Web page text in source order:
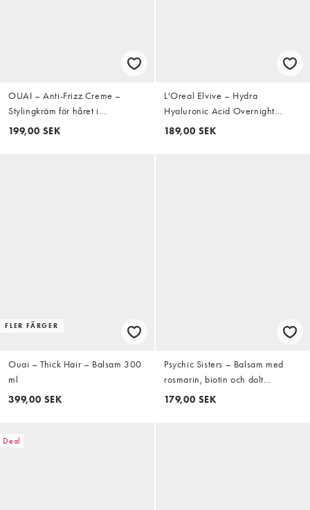
OUAI – Anti-Frizz Creme –
Stylingkräm för håret i
resestorlek, 89ml
199,00 SEK
L'Oreal Elvive – Hydra
Hyaluronic Acid Overnight
Hydrating Cream for Dry Hair –
189,00 SEK
FLER FÄRGER
Ouai – Thick Hair – Balsam 300
ml
399,00 SEK
Psychic Sisters – Balsam med
rosmarin, biotin och dolt
ametisthjärta
179,00 SEK
Deal